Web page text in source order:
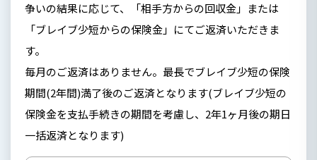
争いの結果に応じて、「相手方からの回収金」または
「ブレイブ少短からの保険金」にてご返済いただきま
す。
毎月のご返済はありません。最長でブレイブ少短の保険
期間(2年間)満了後のご返済となります(ブレイブ少短の
保険金を支払手続きの期間を考慮し、2年1ヶ月後の期日
一括返済となります)